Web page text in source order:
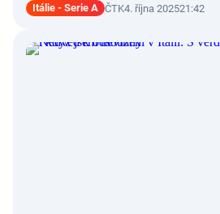
Itálie - Serie A ČTK4. října 202521:42